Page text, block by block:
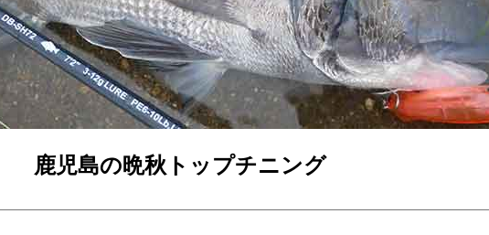
鹿児島の晩秋トップチニング